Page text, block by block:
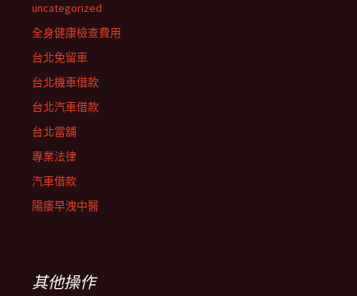
uncategorized
全身健康檢查費用
台北免留車
台北機車借款
台北汽車借款
台北當舖
專業法律
汽車借款
陽痿早洩中醫
其他操作